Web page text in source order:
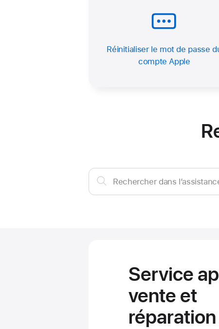
Réinitialiser le mot de passe
compte Apple
Rechercher
dans
l’assistance
Rechercher dans
Service
vente et